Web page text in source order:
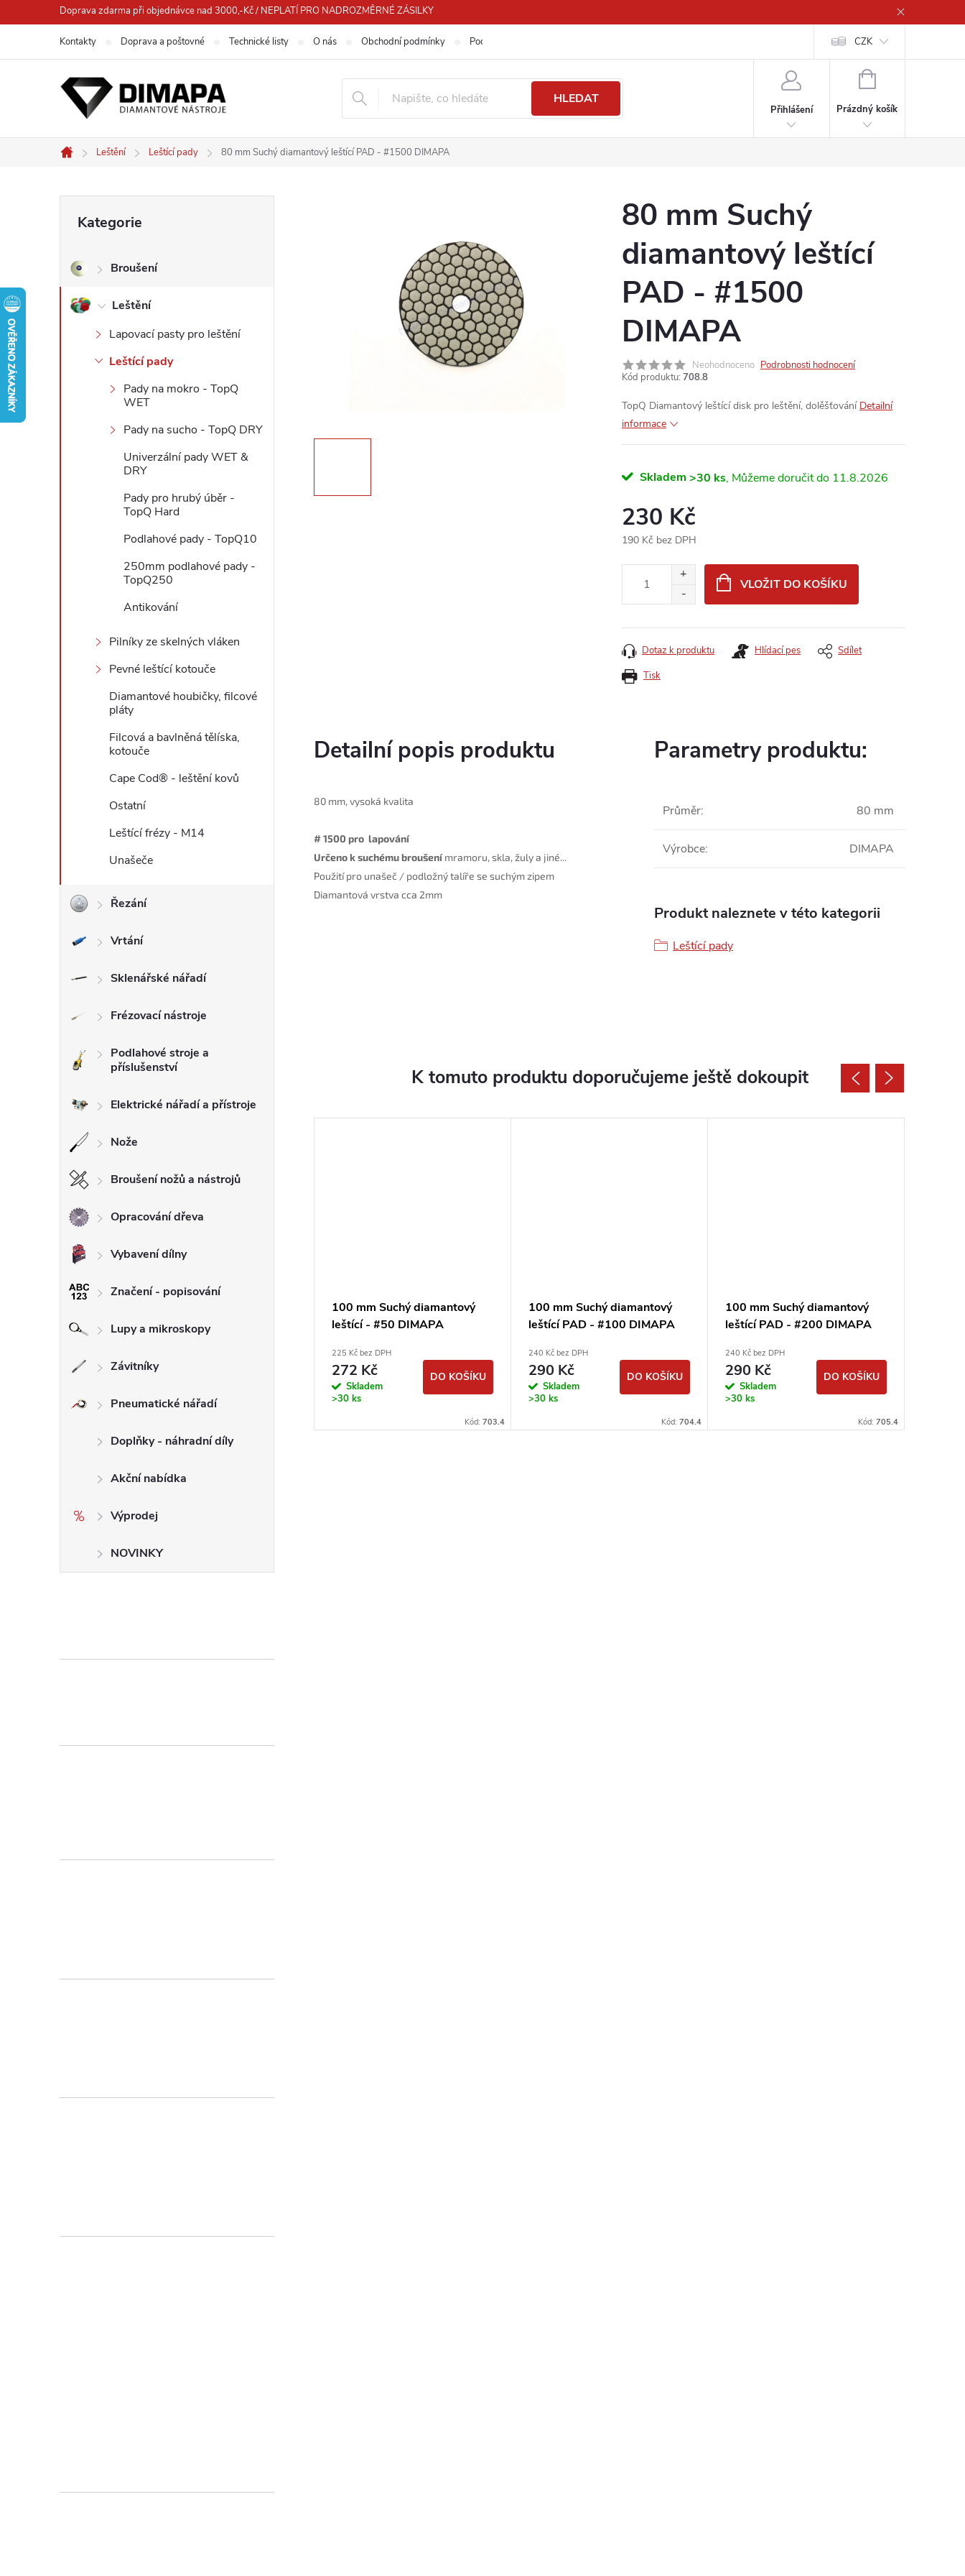
na
Doprava zdarma při objednávce nad 3000,-Kč / NEPLATÍ PRO NADROZMĚRNÉ ZÁSILKY
Kontakty Doprava a poštovné Technické listy O nás Obchodní podmínky Podmínky ochrany osobních údajů CZK
HLEDAT
Přihlášení
NÁKUPNÍ
Prázdný košík
Domů
Leštění Leštící pady 80 mm Suchý diamantový leštící PAD - #1500 DIMAPA
s
kategorie
Kategorie
Broušení
Leštění
Lapovací pasty pro leštění
Leštící pady
Pady na mokro - TopQ
WET
Pady na sucho - TopQ DRY
Univerzální pady WET &
DRY
Pady pro hrubý úběr -
TopQ Hard
Podlahové pady - TopQ10
250mm podlahové pady -
TopQ250
Antikování
Pilníky ze skelných vláken
Pevné leštící kotouče
Diamantové houbičky, filcové
pláty
Filcová a bavlněná tělíska,
kotouče
Cape Cod® - leštění kovů
Ostatní
Leštící frézy - M14
Unašeče
Řezání
Vrtání
Sklenářské nářadí
Frézovací nástroje
Podlahové stroje a
příslušenství
Elektrické nářadí a přístroje
Nože
Broušení nožů a nástrojů
Opracování dřeva
Vybavení dílny
Značení - popisování
Lupy a mikroskopy
Závitníky
Pneumatické nářadí
Doplňky - náhradní díly
Akční nabídka
Výprodej
NOVINKY
80 mm Suchý
diamantový leštící
PAD - #1500
DIMAPA
Neohodnoceno Podrobnosti hodnocení
Kód produktu: 708.8
TopQ Diamantový leštící disk pro leštění, dolěšťování Detailní
informace
Skladem >30 ks 11.8.2026
230 Kč
190 Kč bez DPH
VLOŽIT DO KOŠÍKU
Tisk
Dotaz k produktu Hlídací pes Sdílet
Detailní popis produktu
80 mm, vysoká kvalita
#1500 pro lapování
Určeno k suchému broušení mramoru, skla, žuly a jiné...
Použití pro unašeč / podložný talíře se suchým zipem
Diamantová vrstva cca 2mm
Parametry produktu:
Průměr: 80 mm
Výrobce: DIMAPA
Produkt naleznete v této kategorii
Leštící pady
K tomuto produktu doporučujeme ještě dokoupit
#200 DIMAPA
DO KOŠÍKU
leštící PAD - #400 DIMAPA
290 Kč
>30 ks
100 mm Suchý diamantový
leštící - #50 DIMAPA
225 Kč bez DPH
272 Kč
Skladem
>30 ks
DO KOŠÍKU
Kód: 703.4
100 mm Suchý diamantový
leštící PAD - #100 DIMAPA
240 Kč bez DPH
290 Kč
Skladem
>30 ks
DO KOŠÍKU
Kód: 704.4
100 mm Suchý diamantový
leštící PAD - #200 DIMAPA
240 Kč bez DPH
290 Kč
Skladem
>30 ks
DO KOŠÍKU
Kód: 705.4